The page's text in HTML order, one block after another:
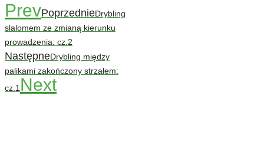
PrevPoprzednieDrybling
slalomem ze zmianą kierunku
prowadzenia: cz.2
NastępneDrybling między
palikami zakończony strzałem:
cz.1Next